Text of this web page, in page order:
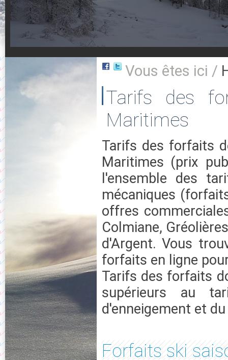
Vous êtes ici /
Tarifs des
Maritimes
Tarifs des forfaits
Maritimes (prix
l'ensemble des
mécaniques
offres
Colmiane,
d'Argent. Vous
forfaits en ligne
Tarifs des forfaits
supérieurs au
d'enneigement et
Forfaits ski